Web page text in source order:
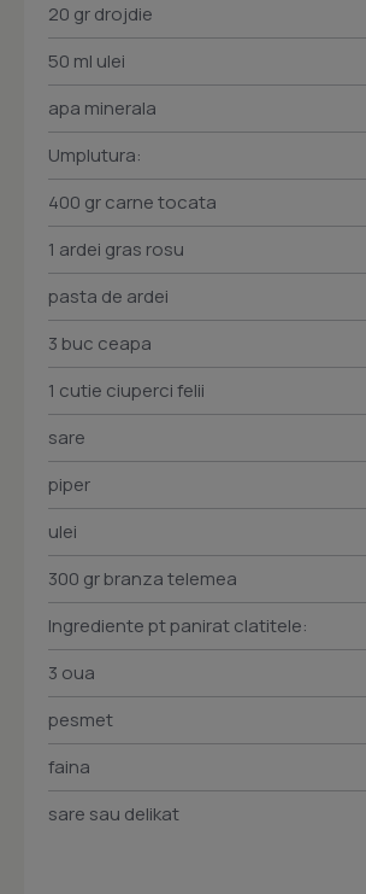
20 gr drojdie
50 ml ulei
apa minerala
Umplutura:
400 gr carne tocata
1 ardei gras rosu
pasta de ardei
3 buc ceapa
1 cutie ciuperci felii
sare
piper
ulei
300 gr branza telemea
Ingrediente pt panirat clatitele:
3 oua
pesmet
faina
sare sau delikat